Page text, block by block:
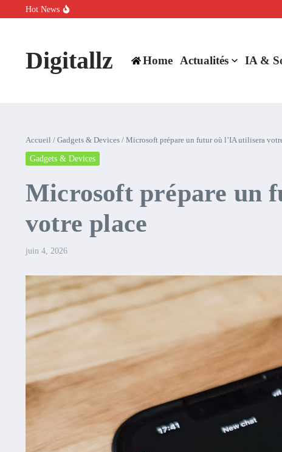
Aller au contenu
Hot News
Comment l’IA simplifie la data de caisse pour la transformer en levier
Digitallz Home Actualités IA &
Accueil / Gadgets & Devices / Microsoft prépare un futur où l’IA utilisera
Gadgets & Devices
Microsoft prépare un
votre place
juin 4, 2026